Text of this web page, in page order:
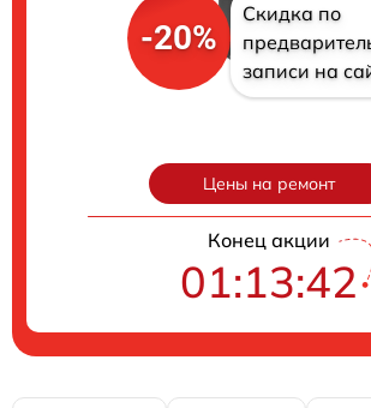
-20%
Скидка по
записи на
Цены на ремонт
Конец акции
01:13:41